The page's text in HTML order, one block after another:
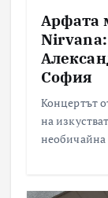
Арфата
Nirvana:
София
Концертът
на